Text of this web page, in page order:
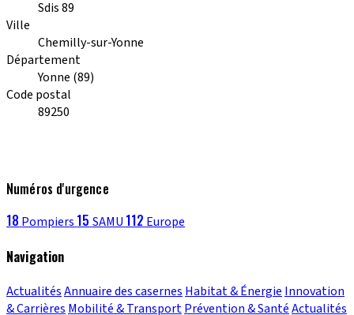
Sdis 89
Ville
Chemilly-sur-Yonne
Département
Yonne (89)
Code postal
89250
Numéros d'urgence
18 Pompiers 15 SAMU 112 Europe
Navigation
ActualitésAnnuaire des casernes Habitat & Énergie Innovation
& Carrières Mobilité & TransportPrévention & SantéActualités